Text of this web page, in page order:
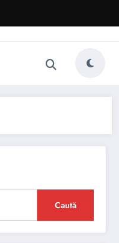
Caută